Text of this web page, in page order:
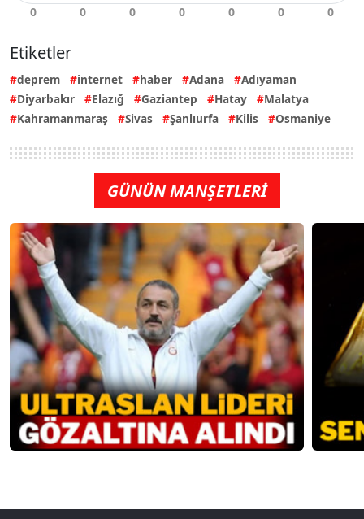
Etiketler
deprem internet haber Adana
Adıyaman
Diyarbakır
Elazığ Gaziantep Hatay
Malatya
Kahramanmaraş
Sivas Şanlıurfa Kilis Osmaniye
GÜNÜN MANŞETLERİ